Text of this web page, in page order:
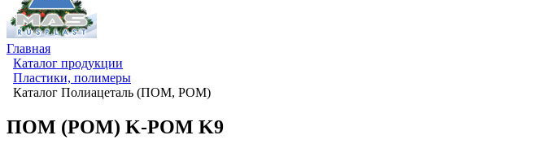
Главная
Каталог продукции
Пластики, полимеры
Каталог Полиацеталь (ПОМ, POM)
ПОМ (POM) K-POM K9